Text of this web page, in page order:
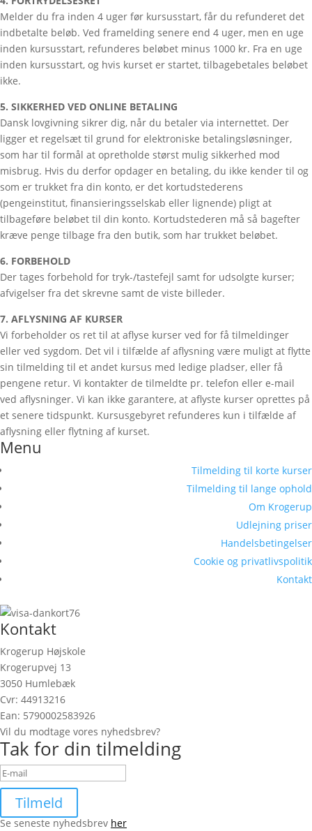
Melder du fra inden 4 uger før kursusstart, får du refunderet det
indbetalte beløb. Ved framelding senere end 4 uger, men en uge
inden kursusstart, refunderes beløbet minus 1000 kr. Fra en uge
inden kursusstart, og hvis kurset er startet, tilbagebetales beløbet
ikke.
5. SIKKERHED VED ONLINE BETALING
Dansk lovgivning sikrer dig, når du betaler via internettet. Der
ligger et regelsæt til grund for elektroniske betalingsløsninger,
som har til formål at opretholde størst mulig sikkerhed mod
misbrug. Hvis du derfor opdager en betaling, du ikke kender til og
som er trukket fra din konto, er det kortudstederens
(pengeinstitut, finansieringsselskab eller lignende) pligt at
tilbageføre beløbet til din konto. Kortudstederen må så bagefter
kræve penge tilbage fra den butik, som har trukket beløbet.
6. FORBEHOLD
Der tages forbehold for tryk-/tastefejl samt for udsolgte kurser;
afvigelser fra det skrevne samt de viste billeder.
7. AFLYSNING AF KURSER
Vi forbeholder os ret til at aflyse kurser ved for få tilmeldinger
eller ved sygdom. Det vil i tilfælde af aflysning være muligt at flytte
sin tilmelding til et andet kursus med ledige pladser, eller få
pengene retur. Vi kontakter de tilmeldte pr. telefon eller e-mail
ved aflysninger. Vi kan ikke garantere, at aflyste kurser oprettes på
et senere tidspunkt. Kursusgebyret refunderes kun i tilfælde af
aflysning eller flytning af kurset.
Menu
Tilmelding til korte kurser
Tilmelding til lange ophold
Om Krogerup
Udlejning priser
Handelsbetingelser
Cookie og privatlivspolitik
Kontakt
Kontakt
Krogerup Højskole
Krogerupvej 13
3050 Humlebæk
Cvr: 44913216
Ean: 5790002583926
Vil du modtage vores nyhedsbrev?
Tak for din tilmelding
Tilmeld
Se seneste nyhedsbrev her